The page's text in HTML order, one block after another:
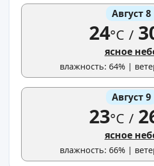
Август 8
24°C /
ясное
влажность: 64% |
Август 9
23°C /
ясное
влажность: 66% |